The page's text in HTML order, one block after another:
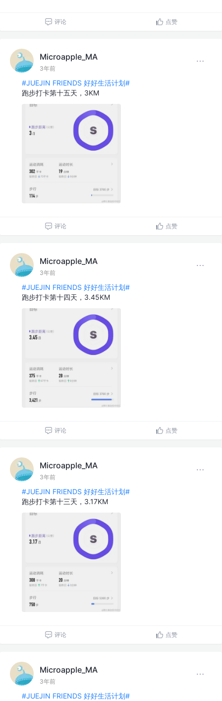
评论 点赞
Microapple_MA
3年前
#JUEJIN FRIENDS 好好生活计划#
跑步打卡第十五天，3KM
评论 点赞
Microapple_MA
3年前
#JUEJIN FRIENDS 好好生活计划#
跑步打卡第十四天，3.45KM
评论 点赞
Microapple_MA
3年前
#JUEJIN FRIENDS 好好生活计划#
跑步打卡第十三天，3.17KM
评论 点赞
Microapple_MA
3年前
#JUEJIN FRIENDS 好好生活计划#